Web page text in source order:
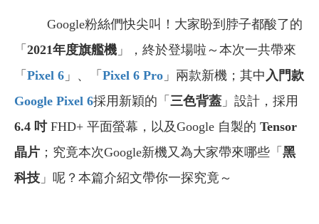
Google粉絲們快尖叫！大家盼到脖子都酸了的
「 2021年度旗艦機 」，終於登場啦～本次一共帶來
「 Pixel 6 」、「 Pixel 6 Pro 」兩款新機；其中 入門款
Google Pixel 6採用新穎的「 三色背蓋 」設計，採用
6.4 吋FHD+ 平面螢幕，以及Google 自製的 Tensor
晶片 ；究竟本次Google新機又為大家帶來哪些「 黑
科技 」呢？本篇介紹文帶你一探究竟～